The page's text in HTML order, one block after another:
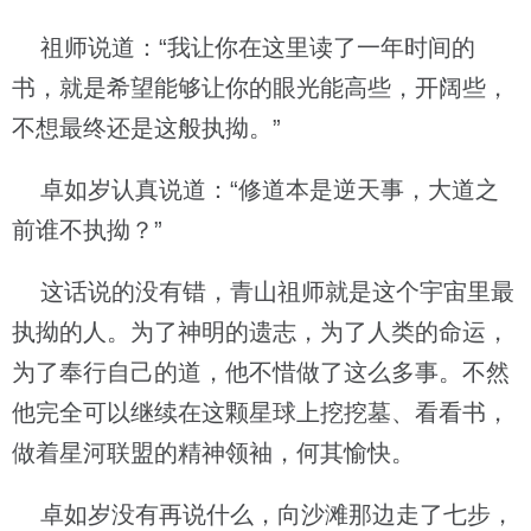
祖师说道：“我让你在这里读了一年时间的
书，就是希望能够让你的眼光能高些，开阔些，
不想最终还是这般执拗。”
卓如岁认真说道：“修道本是逆天事，大道之
前谁不执拗？”
这话说的没有错，青山祖师就是这个宇宙里最
执拗的人。为了神明的遗志，为了人类的命运，
为了奉行自己的道，他不惜做了这么多事。不然
他完全可以继续在这颗星球上挖挖墓、看看书，
做着星河联盟的精神领袖，何其愉快。
卓如岁没有再说什么，向沙滩那边走了七步，